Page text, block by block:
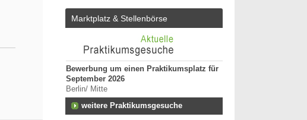
Marktplatz & Stellenbörse
Bewerbung um einen Praktikumsplatz für
September 2026
Berlin/ Mitte
weitere Praktikumsgesuche